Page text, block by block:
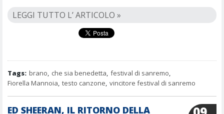
LEGGI TUTTO L’ ARTICOLO »
Tags: brano, che sia benedetta, festival di sanremo,
Fiorella Mannoia, testo canzone, vincitore festival di sanremo
ED SHEERAN, IL RITORNO DELLA